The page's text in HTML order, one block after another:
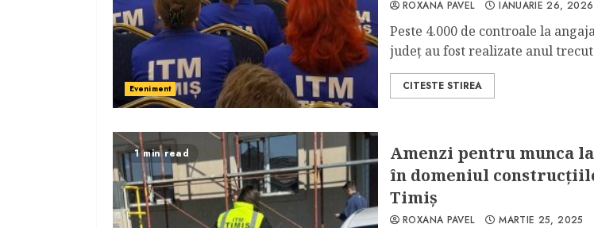
Eveniment
ROXANA PAVEL IANUARIE 26, 2026
Peste 4.000 de controale la
județ au fost realizate anul trecut
CITESTE STIREA
1 min read
Amenzi pentru munca
în domeniul
Timiș
ROXANA PAVEL MARTIE 25, 2025